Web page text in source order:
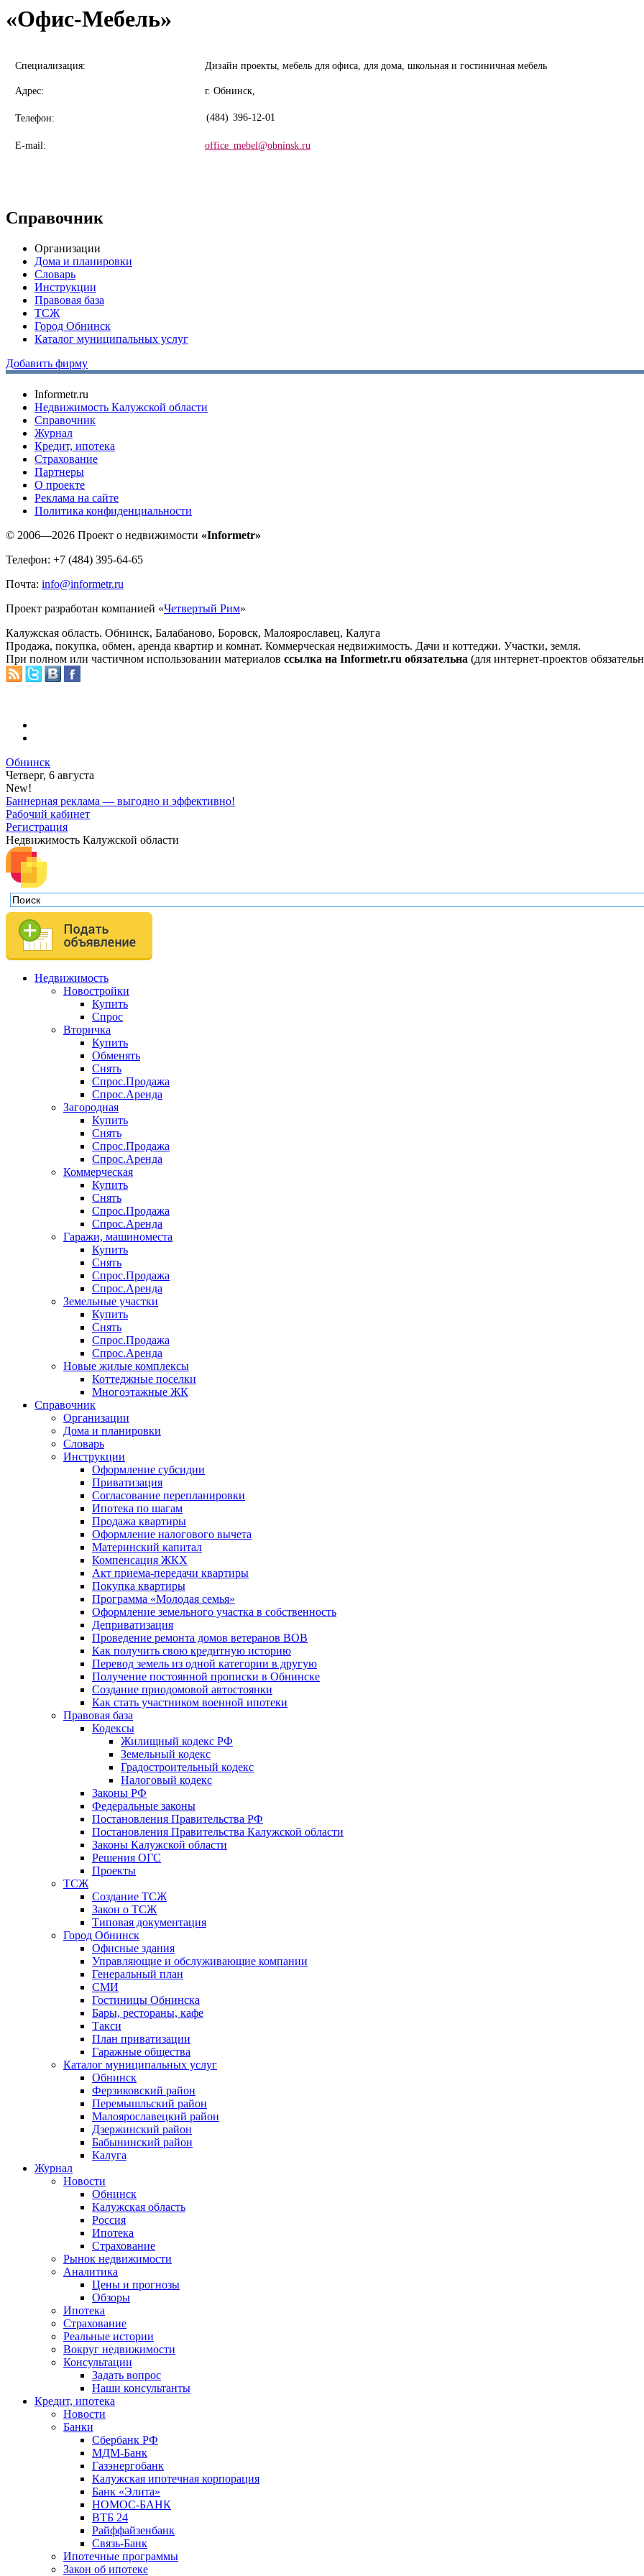
«Офис-Мебель»
Специализация: Дизайн проекты, мебель для офиса, для дома, школьная и гостиничная мебель
Адрес: г. Обнинск,
Телефон: (484) 396-12-01
E-mail: office_mebel@obninsk.ru
Справочник
Организации
Дома и планировки
Словарь
Инструкции
Правовая база
ТСЖ
Город Обнинск
Каталог муниципальных услуг
Добавить фирму
Informetr.ru
Недвижимость Калужской области
Справочник
Журнал
Кредит, ипотека
Страхование
Партнеры
O проекте
Реклама на сайте
Политика конфиденциальности
© 2006—2026 Проект о недвижимости «Informetr»
Телефон: +7 (484) 395-64-65
Почта: info@informetr.ru
Проект разработан компанией «Четвертый Рим»
Калужская область. Обнинск, Балабаново, Боровск, Малоярославец, Калуга
Продажа, покупка, обмен, аренда квартир и комнат. Коммерческая недвижимость. Дачи и коттеджи. Участки, земля.
При полном или частичном использовании материалов ссылка на Informetr.ru обязательна (для интернет-проектов
Обнинск
Четверг, 6 августа
New!
Баннерная реклама — выгодно и эффективно!
Рабочий кабинет
Регистрация
Недвижимость Калужской области
Недвижимость
Новостройки
Купить
Спрос
Вторичка
Купить
Обменять
Снять
Спрос.Продажа
Спрос.Аренда
Загородная
Купить
Снять
Спрос.Продажа
Спрос.Аренда
Коммерческая
Купить
Снять
Спрос.Продажа
Спрос.Аренда
Гаражи, машиноместа
Купить
Снять
Спрос.Продажа
Спрос.Аренда
Земельные участки
Купить
Снять
Спрос.Продажа
Спрос.Аренда
Новые жилые комплексы
Коттеджные поселки
Многоэтажные ЖК
Справочник
Организации
Дома и планировки
Словарь
Инструкции
Оформление субсидии
Приватизация
Согласование перепланировки
Ипотека по шагам
Продажа квартиры
Оформление налогового вычета
Материнский капитал
Компенсация ЖКХ
Акт приема-передачи квартиры
Покупка квартиры
Программа «Молодая семья»
Оформление земельного участка в собственность
Деприватизация
Проведение ремонта домов ветеранов ВОВ
Как получить свою кредитную историю
Перевод земель из одной категории в другую
Получение постоянной прописки в Обнинске
Создание приодомовой автостоянки
Как стать участником военной ипотеки
Правовая база
Кодексы
Жилищный кодекс РФ
Земельный кодекс
Градостроительный кодекс
Налоговый кодекс
Законы РФ
Федеральные законы
Постановления Правительства РФ
Постановления Правительства Калужской области
Законы Калужской области
Решения ОГС
Проекты
ТСЖ
Создание ТСЖ
Закон о ТСЖ
Типовая документация
Город Обнинск
Офисные здания
Управляющие и обслуживающие компании
Генеральный план
СМИ
Гостиницы Обнинска
Бары, рестораны, кафе
Такси
План приватизации
Гаражные общества
Каталог муниципальных услуг
Обнинск
Ферзиковский район
Перемышльский район
Малоярославецкий район
Дзержинский район
Бабынинский район
Калуга
Журнал
Новости
Обнинск
Калужская область
Россия
Ипотека
Страхование
Рынок недвижимости
Аналитика
Цены и прогнозы
Обзоры
Ипотека
Страхование
Реальные истории
Вокруг недвижимости
Консультации
Задать вопрос
Наши консультанты
Кредит, ипотека
Новости
Банки
Сбербанк РФ
МДМ-Банк
Газэнергобанк
Калужская ипотечная корпорация
Банк «Элита»
НОМОС-БАНК
ВТБ 24
Райффайзенбанк
Связь-Банк
Ипотечные программы
Закон об ипотеке